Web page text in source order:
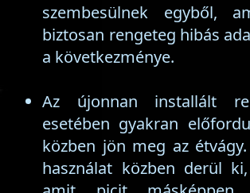
szembesülnek egyből,
biztosan rengeteg hibás
a következménye.
Az újonnan installált
esetében gyakran
közben jön meg az
használat közben derül